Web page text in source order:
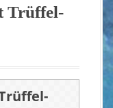
Trüffel-